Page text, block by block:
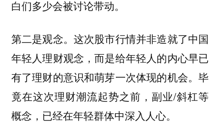
白们多少会被讨论带动。
第二是观念。这次股市行情并非造就了中国
年轻人理财观念，而是给年轻人的内心早已
有了理财的意识和萌芽一次体现的机会。毕
竟在这次理财潮流起势之前，副业/斜杠等
概念，已经在年轻群体中深入人心。